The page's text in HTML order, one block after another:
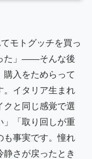
モトグッチを買っ
た」——そんな後
購入をためらって
。イタリア生まれ
クと同じ感覚で選
」「取り回しが重
も事実です。憧れ
さが戻ったとき